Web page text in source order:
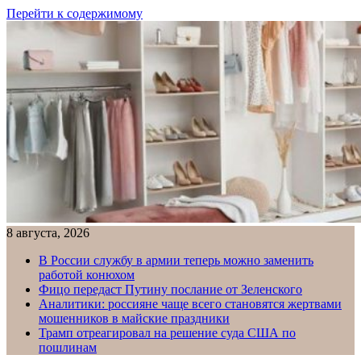
Перейти к содержимому
8 августа, 2026
В России службу в армии теперь можно заменить
работой конюхом
Фицо передаст Путину послание от Зеленского
Аналитики: россияне чаще всего становятся жертвами
мошенников в майские праздники
Трамп отреагировал на решение суда США по
пошлинам